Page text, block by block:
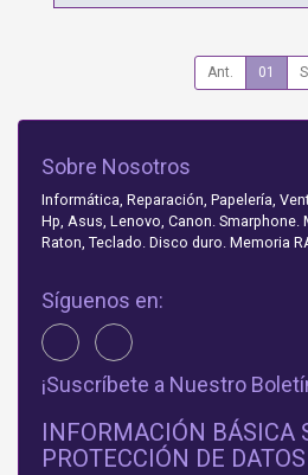
Ant. 01
Sobre Nosotros
Informática, Reparación, Papelería,
Hp, Asus, Lenovo, Canon. Smarphone.
Raton, Teclado. Disco duro. Memoria
Síguenos en:
¡Suscríbete a Nuestro
INFORMACIÓN BÁSICA
PROTECCIÓN DE DATOS